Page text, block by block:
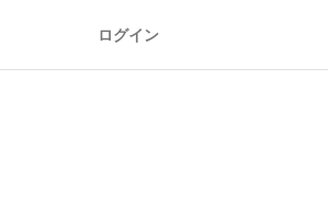
ログイン